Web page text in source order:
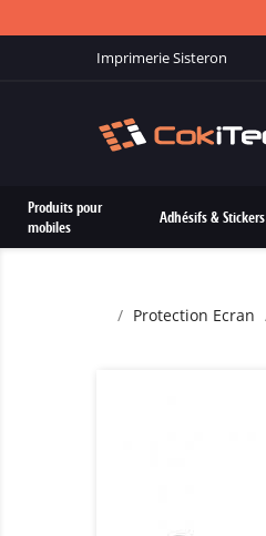
Imprimerie Sisteron
Produits pour
mobiles
Adhésifs & Stickers
Protection Ecran